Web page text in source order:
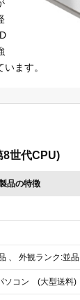
ます。
8世代CPU)
品の特徴
、 外観ランク:並品
ソコン (大型送料)